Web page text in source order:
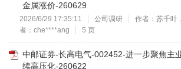
金属涨价-260629
2026/6/29 17:35:11 公司调研 作者：苏千叶
者：che****ang
5 页
中邮证券-长高电气-002452-进一步聚焦主
续高压化-260622